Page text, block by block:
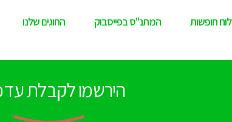
לוח חופשות המתנ"ס בפייסבוק החוגים שלנו
הירשמו לקבלת